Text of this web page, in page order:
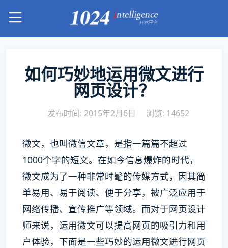
如何巧妙地运用微文进行
网页设计？
发布时间: 2015年2月6日 浏览: 14652
微文，也叫微信文章，是指一篇篇不超过
1000个字的短文。在如今信息爆炸的时代，
微文成为了一种非常时髦的传媒方式，因其简
单易用、易于阅读、便于分享，被广泛应用于
网络传播、宣传推广等领域。而对于网页设计
师来说，运用微文可以提高网页的吸引力和用
户体验，下面是一些巧妙的运用微文进行网页